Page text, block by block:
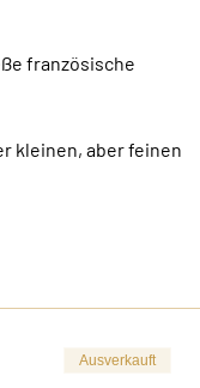
französische
kleinen, aber feinen
Ausverkauft